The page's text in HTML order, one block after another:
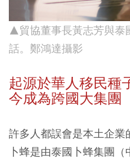
▲貿協董事長黃志芳與泰
話。 鄭鴻達攝影
起源於華人移民
今成為跨國大集團
許多人都誤會是本土企
卜蜂是由泰國卜蜂集團（